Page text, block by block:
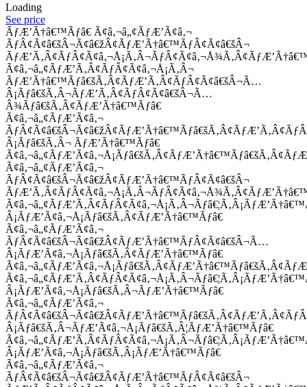
Loading
See price
ÃƒÆ’Ã†â€™Ãƒâ€ Ã¢â‚¬â„¢ÃƒÆ’Ã¢â‚¬
ÃƒÂ¢Ã¢â€šÂ¬Ã¢â€žÂ¢ÃƒÆ’Ã†â€™ÃƒÂ¢Ã¢â€šÂ¬
Ã¢â‚¬â„¢ÃƒÆ’Ã‚Â¢ÃƒÂ¢Ã¢â‚¬Å¡Ã‚Â¬
ÃƒÆ’Ã†â€™Ãƒâ€šÃ‚Â¢ÃƒÆ’Ã‚Â¢ÃƒÂ¢Ã¢â€šÂ¬Ã…
Â¡Ãƒâ€šÃ‚Â¬ÃƒÆ’Ã‚Â¢ÃƒÂ¢Ã¢â€šÂ¬Ã…
Â¾Ãƒâ€šÃ‚Â¢ÃƒÆ’Ã†â€™Ãƒâ€
Ã¢â‚¬â„¢ÃƒÆ’Ã¢â‚¬
Â¡Ãƒâ€šÃ‚Â¬ ÃƒÆ’Ã†â€™Ãƒâ€
Ã¢â‚¬â„¢ÃƒÆ’Ã¢â‚¬
ÃƒÂ¢Ã¢â€šÂ¬Ã¢â€žÂ¢ÃƒÆ’Ã†â€™ÃƒÂ¢Ã¢â€šÂ¬
Â¡ÃƒÆ’Ã¢â‚¬Å¡Ãƒâ€šÃ‚Â¢ÃƒÆ’Ã†â€™Ãƒâ€
Ã¢â‚¬â„¢ÃƒÆ’Ã¢â‚¬
ÃƒÂ¢Ã¢â€šÂ¬Ã¢â€žÂ¢ÃƒÆ’Ã†â€™ÃƒÂ¢Ã¢â€šÂ¬Ã…
Â¡ÃƒÆ’Ã¢â‚¬Å¡Ãƒâ€šÃ‚Â¢ÃƒÆ’Ã†â€™Ãƒâ€
Â¡ÃƒÆ’Ã¢â‚¬Å¡Ãƒâ€šÃ‚Â¬ÃƒÆ’Ã†â€™Ãƒâ€
Ã¢â‚¬â„¢ÃƒÆ’Ã¢â‚¬
Â¡Ãƒâ€šÃ‚Â¬ÃƒÆ’Ã¢â‚¬Å¡Ãƒâ€šÃ‚Â¦ÃƒÆ’Ã†â€™Ãƒâ€
Â¡ÃƒÆ’Ã¢â‚¬Å¡Ãƒâ€šÃ‚Â¡ÃƒÆ’Ã†â€™Ãƒâ€
Ã¢â‚¬â„¢ÃƒÆ’Ã¢â‚¬
ÃƒÂ¢Ã¢â€šÂ¬Ã¢â€žÂ¢ÃƒÆ’Ã†â€™ÃƒÂ¢Ã¢â€šÂ¬